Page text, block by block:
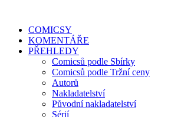
COMICSY
KOMENTÁŘE
PŘEHLEDY
Comicsů podle Sbírky
Comicsů podle Tržní ceny
Autorů
Nakladatelství
Původní nakladatelství
Sérií